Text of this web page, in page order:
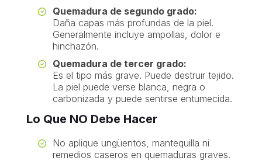
Quemadura de segundo grado:
Daña capas más profundas de la piel.
Generalmente incluye ampollas, dolor e
hinchazón.
Quemadura de tercer grado:
Es el tipo más grave. Puede destruir tejido.
La piel puede verse blanca, negra o
carbonizada y puede sentirse entumecida.
Lo Que NO Debe Hacer
No aplique ungüentos, mantequilla ni
remedios caseros en quemaduras graves.